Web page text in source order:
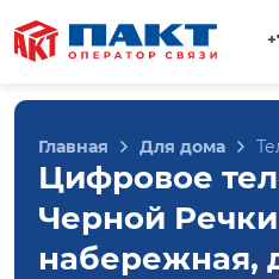
Главная Для дома
Цифровое
Черной Речки
набережная,